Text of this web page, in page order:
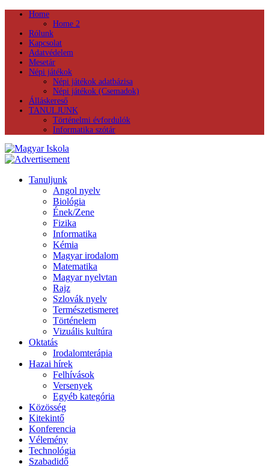
Home
Home 2
Rólunk
Kapcsolat
Adatvédelem
Mesetár
Népi játékok
Népi játékok adatbázisa
Népi játékok (Csemadok)
Álláskereső
TANULJUNK
Történelmi évfordulók
Informatika szótár
Tanuljunk
Angol nyelv
Biológia
Ének/Zene
Fizika
Informatika
Kémia
Magyar irodalom
Matematika
Magyar nyelvtan
Rajz
Szlovák nyelv
Természetismeret
Történelem
Vizuális kultúra
Oktatás
Irodalomterápia
Hazai hírek
Felhívások
Versenyek
Egyéb kategória
Közösség
Kitekintő
Konferencia
Vélemény
Technológia
Szabadidő